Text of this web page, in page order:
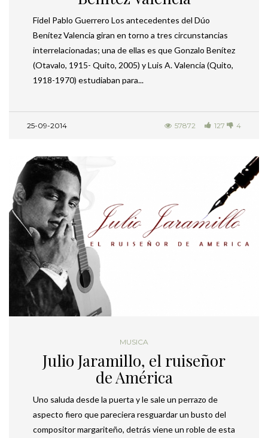
Fidel Pablo Guerrero Los antecedentes del Dúo
Benítez Valencia giran en torno a tres circunstancias
interrelacionadas; una de ellas es que Gonzalo Benítez
(Otavalo, 1915- Quito, 2005) y Luis A. Valencia (Quito,
1918-1970) estudiaban para...
25-09-2014 127 4
57872
MUSICA
Julio Jaramillo, el ruiseñor
de América
Uno saluda desde la puerta y le sale un perrazo de
aspecto fiero que pareciera resguardar un busto del
compositor margariteño, detrás viene un roble de esta